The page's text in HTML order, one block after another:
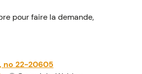
pour faire la demande,
no 22-20605